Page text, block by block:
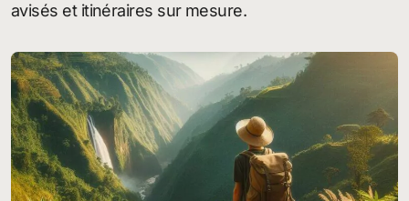
avisés et itinéraires sur mesure.